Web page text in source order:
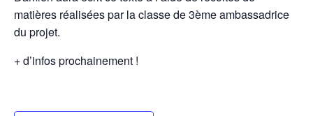
matières réalisées par la classe de 3ème ambassadrice
du projet.
+ d’infos prochainement !